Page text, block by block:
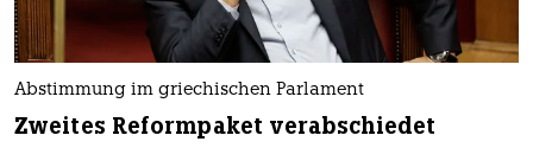
Abstimmung im griechischen Parlament
Zweites Reformpaket verabschiedet